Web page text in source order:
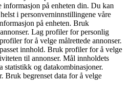
informasjon på enheten din. Du kan
i personverninnstillingene våre
på enheten. Bruk
Lag profiler for personlig
for å velge målrettede annonser.
innhold. Bruk profiler for å velge
til annonser. Mål innholdets
statistikk og datakombinasjoner.
Bruk begrenset data for å velge